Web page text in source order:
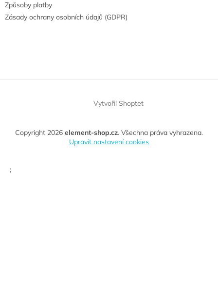
Způsoby platby
Zásady ochrany osobních údajů (GDPR)
Vytvořil Shoptet
Copyright 2026 element-shop.cz. Všechna práva vyhrazena.
Upravit nastavení cookies
;